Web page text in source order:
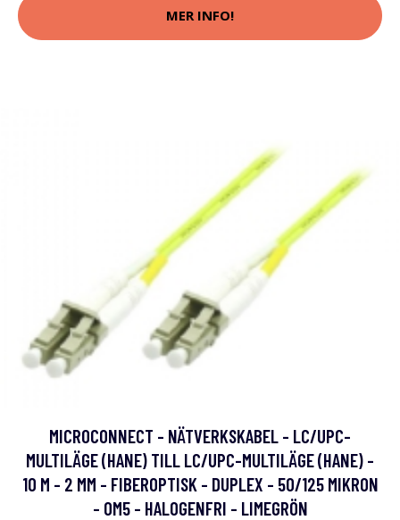
MER INFO!
MICROCONNECT - NÄTVERKSKABEL - LC/UPC-
MULTILÄGE (HANE) TILL LC/UPC-MULTILÄGE (HANE) -
10 M - 2 MM - FIBEROPTISK - DUPLEX - 50/125 MIKRON
- OM5 - HALOGENFRI - LIMEGRÖN